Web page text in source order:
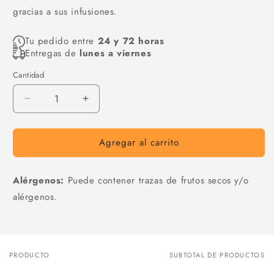
gracias a sus infusiones.
Tu pedido entre 24 y 72 horas
Entregas de lunes a viernes
Cantidad
Cantidad
Reducir
cantidad
para
incarnata
Aumentar
cantidad
para
Passiflora
incarnata
Agregar al carrito
Alérgenos: Puede contener trazas de frutos secos y/o
alérgenos.
Tu
PRODUCTO SUBTOTAL DE PRODUCTOS